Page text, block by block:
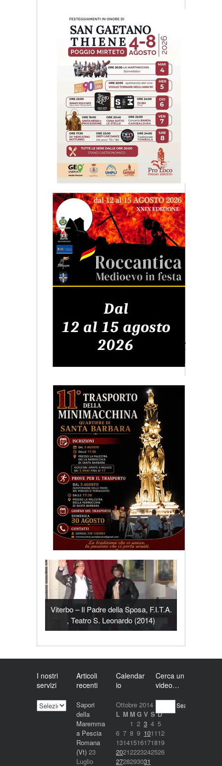
Viterbo – Il Padre della Sposa, F.I.T.A.
, Teatro S. Leonardo (2014)
I nostri
servizi
nostri
Articoli
recenti
Sapori
della
Maremma
a Pescia
Romana
(Vt) 23
Luglio
Calendar
io
Ottobre 2014
L M M G V S D
1 2 3 4 5
6 7 8 9 101112
13141516171819
20212223242526
2728293031
Cerca un
video…